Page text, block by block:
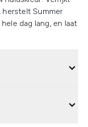
herstelt Summer
dag lang, en laat